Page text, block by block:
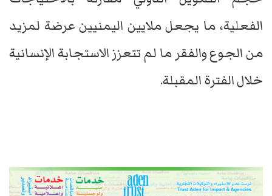
الفعلية، ما يجعل ملايين اليمنيين عرضة لمزيد
من الجوع والفقر ما لم تتعزز الاستجابة الإنسانية
خلال الفترة المقبلة.